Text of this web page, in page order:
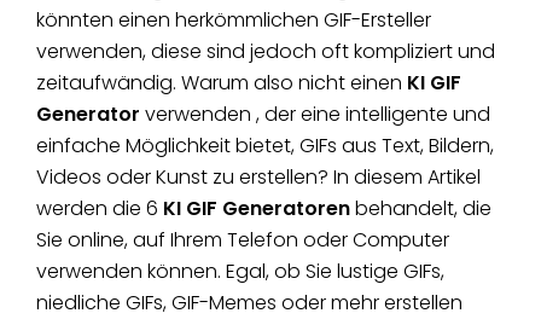
könnten einen herkömmlichen GIF-Ersteller
verwenden, diese sind jedoch oft kompliziert und
zeitaufwändig. Warum also nicht einen KI GIF
Generator verwenden , der eine intelligente und
einfache Möglichkeit bietet, GIFs aus Text, Bildern,
Videos oder Kunst zu erstellen? In diesem Artikel
werden die 6 KI GIF Generatorenbehandelt, die
Sie online, auf Ihrem Telefon oder Computer
verwenden können. Egal, ob Sie lustige GIFs,
niedliche GIFs, GIF-Memes oder mehr erstellen